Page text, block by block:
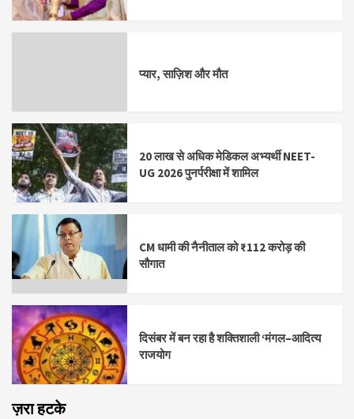
प्यार, साज़िश और मौत
20 लाख से अधिक मेडिकल अभ्यर्थी NEET-
UG 2026 पुनर्परीक्षा में शामिल
CM धामी की नैनीताल को ₹112 करोड़ की
सौगात
दिसंबर में बन रहा है शक्तिशाली ‘मंगल–आदित्य
राजयोग
ज़रा हटके